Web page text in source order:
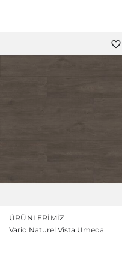
ÜRÜNLERIMIZ
Vario Naturel Vista Umeda